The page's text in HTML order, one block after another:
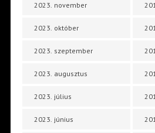
2023. november
2023. október
2023. szeptember
2023. augusztus
2023. július
2023. június